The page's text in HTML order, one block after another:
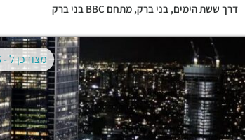
דרך ששת הימים,בני ברק,מתחם BBC בני ברק
מצודכן ל -